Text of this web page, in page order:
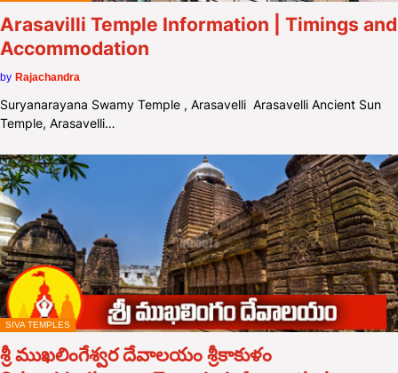
Arasavilli Temple Information | Timings and
Accommodation
by Rajachandra
Suryanarayana Swamy Temple , Arasavelli Arasavelli Ancient Sun
Temple, Arasavelli…
SIVA TEMPLES
శ్రీ ముఖలింగేశ్వర దేవాలయం శ్రీకాకుళం